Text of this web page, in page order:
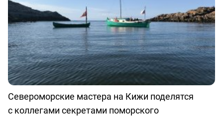
Североморские мастера на Кижи поделятся
с коллегами секретами поморского